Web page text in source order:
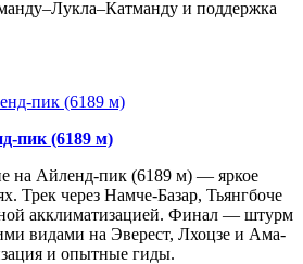
и поддержка
пик (6189 м)
на Айленд-пик (6189 м) — яркое
Трек через Намче-Базар, Тьянгбоче
акклиматизацией. Финал — штурм
видами на Эверест, Лхоцзе и Ама-
и опытные гиды.